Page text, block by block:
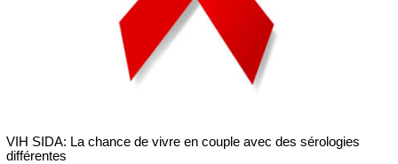
VIH SIDA: La chance de vivre en couple avec des sérologies
différentes